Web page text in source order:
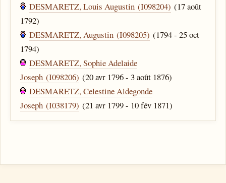
DESMARETZ, Louis Augustin (I098204) (17 août
1792)
DESMARETZ, Augustin (I098205) (1794 - 25 oct
1794)
DESMARETZ, Sophie Adelaide
Joseph (I098206) (20 avr 1796 - 3 août 1876)
DESMARETZ, Celestine Aldegonde
Joseph (I038179) (21 avr 1799 - 10 fév 1871)